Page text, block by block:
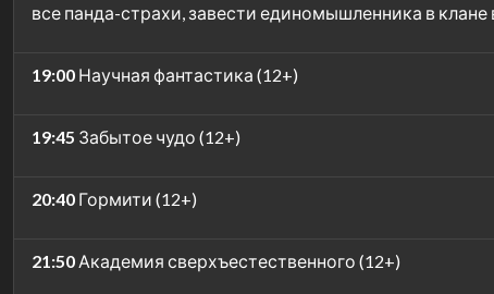
все панда-страхи, завести единомышленника в
19:00 Научная фантастика (12+)
19:45 Забытое чудо (12+)
20:40 Гормити (12+)
21:50 Академия сверхъестественного (12+)